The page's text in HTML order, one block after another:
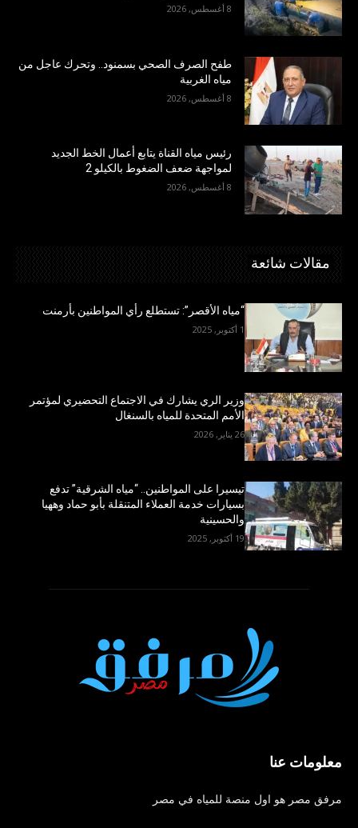
8 أغسطس, 2026
طفح الصرف الصحي بسمنود.. وتحرك عاجل من
مياه الغربية
8 أغسطس, 2026
رئيس مياه القناة يتابع أعمال الخط الجديد
لمواجهة ضعف الضغوط بالكيلو 2
8 أغسطس, 2026
مقالات شائعة
“مياه الأقصر”: تستطلع رأي المواطنين بأرمنت
1 أكتوبر, 2025
وزير الري يشارك في الاجتماع التحضيري لمؤتمر
الأمم المتحدة للمياه بالسنغال
26 يناير, 2026
تيسيرا على المواطنين.. “مياه الشرقية” تدفع
بسيارات خدمة العملاء المتنقلة بأبو حماد وههيا
والحسينية
19 أكتوبر, 2025
معلومات عنا
مرفق مصر هو اول منصة للمياه في مصر